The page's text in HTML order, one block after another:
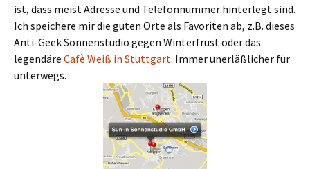
ist, dass meist Adresse und Telefonnummer hinterlegt sind.
Ich speichere mir die guten Orte als Favoriten ab, z.B. dieses
Anti-Geek Sonnenstudio gegen Winterfrust oder das
legendäre Cafè Weiß in Stuttgart. Immer unerläßlicher für
unterwegs.